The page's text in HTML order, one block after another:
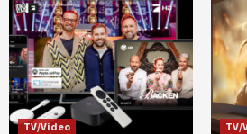
TV/Video TV/